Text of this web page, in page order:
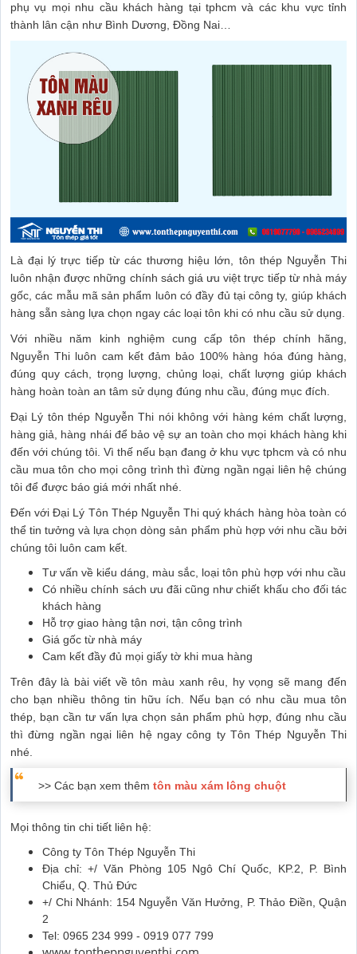
phụ vụ mọi nhu cầu khách hàng tại tphcm và các khu vực tỉnh
thành lân cận như Bình Dương, Đồng Nai…
Là đại lý trực tiếp từ các thương hiệu lớn, tôn thép Nguyễn Thi
luôn nhận được những chính sách giá ưu việt trực tiếp từ nhà máy
gốc, các mẫu mã sản phẩm luôn có đầy đủ tại công ty, giúp khách
hàng sẵn sàng lựa chọn ngay các loại tôn khi có nhu cầu sử dụng.
Với nhiều năm kinh nghiệm cung cấp tôn thép chính hãng,
Nguyễn Thi luôn cam kết đảm bảo 100% hàng hóa đúng hàng,
đúng quy cách, trọng lượng, chủng loại, chất lượng giúp khách
hàng hoàn toàn an tâm sử dụng đúng nhu cầu, đúng mục đích.
Đại Lý tôn thép Nguyễn Thi nói không với hàng kém chất lượng,
hàng giả, hàng nhái để bảo vệ sự an toàn cho mọi khách hàng khi
đến với chúng tôi. Vì thế nếu bạn đang ở khu vực tphcm và có nhu
cầu mua tôn cho mọi công trình thì đừng ngần ngại liên hệ chúng
tôi để được báo giá mới nhất nhé.
Đến với Đại Lý Tôn Thép Nguyễn Thi quý khách hàng hòa toàn có
thể tin tưởng và lựa chọn dòng sản phẩm phù hợp với nhu cầu bởi
chúng tôi luôn cam kết.
Tư vấn về kiểu dáng, màu sắc, loại tôn phù hợp với nhu cầu
Có nhiều chính sách ưu đãi cũng như chiết khấu cho đối tác
khách hàng
Hỗ trợ giao hàng tận nơi, tận công trình
Giá gốc từ nhà máy
Cam kết đầy đủ mọi giấy tờ khi mua hàng
Trên đây là bài viết về tôn màu xanh rêu, hy vọng sẽ mang đến
cho bạn nhiều thông tin hữu ích. Nếu bạn có nhu cầu mua tôn
thép, bạn cần tư vấn lựa chọn sản phẩm phù hợp, đúng nhu cầu
thì đừng ngần ngại liên hệ ngay công ty Tôn Thép Nguyễn Thi
nhé.
>> Các bạn xem thêm tôn màu xám lông chuột
Mọi thông tin chi tiết liên hệ:
Công ty Tôn Thép Nguyễn Thi
Địa chỉ: +/ Văn Phòng 105 Ngô Chí Quốc, KP.2, P. Bình
Chiểu, Q. Thủ Đức
+/ Chi Nhánh: 154 Nguyễn Văn Hưởng, P. Thảo Điền, Quận
2
Tel: 0965 234 999 - 0919 077 799